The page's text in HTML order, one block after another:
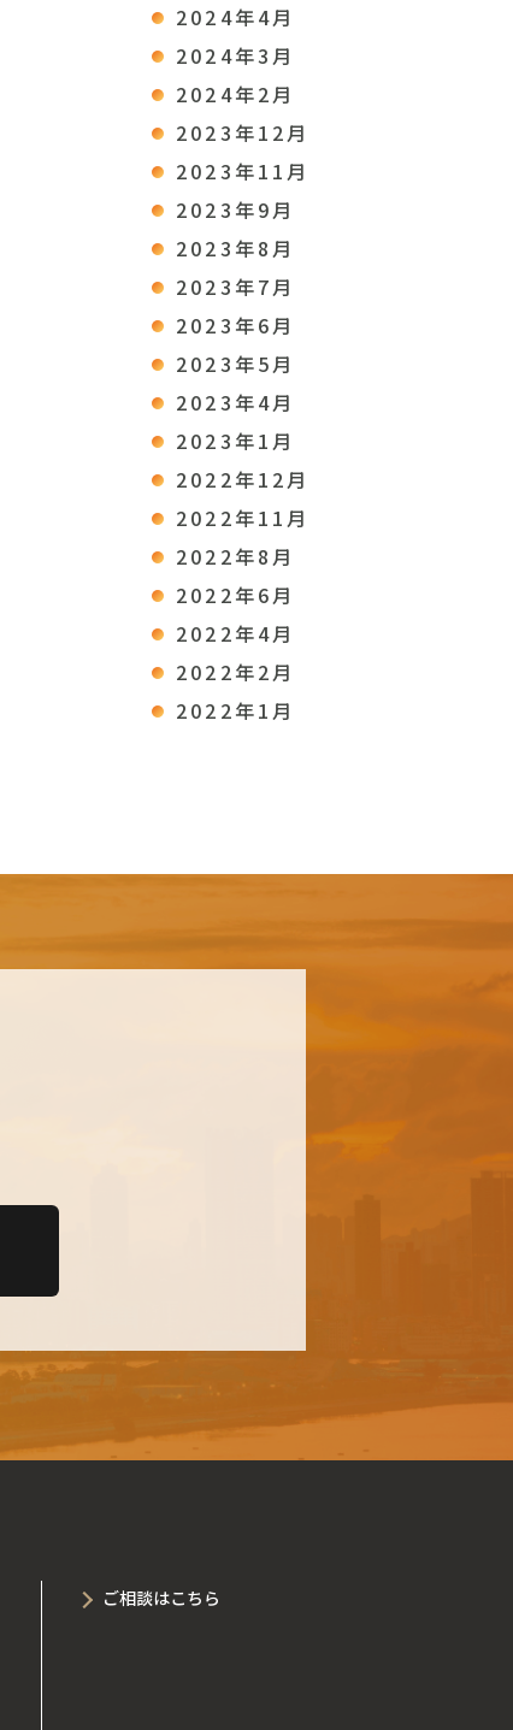
2024年4月
2024年3月
2024年2月
2023年12月
2023年11月
2023年9月
2023年8月
2023年7月
2023年6月
2023年5月
2023年4月
2023年1月
2022年12月
2022年11月
2022年8月
2022年6月
2022年4月
2022年2月
2022年1月
ご相談はこちら